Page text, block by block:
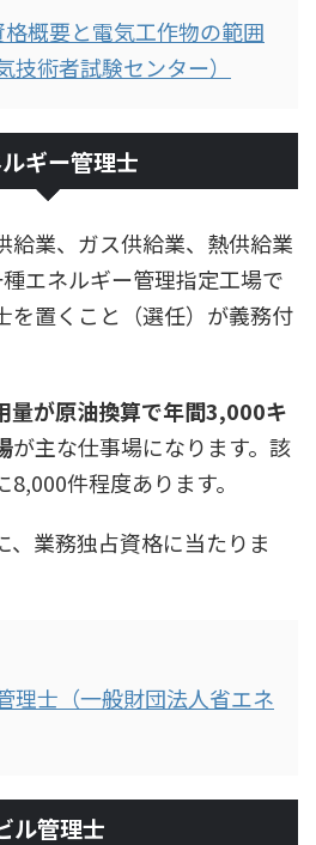
概要と電気工作物の範囲
技術者試験センター）
ギー管理士
給業、ガス供給業、熱供給業
エネルギー管理指定工場で
を置くこと（選任）が義務付
量が原油換算で年間3,000キ
が主な仕事場になります。該
件程度あります。
、業務独占資格に当たりま
理士（一般財団法人省エネ
ル管理士